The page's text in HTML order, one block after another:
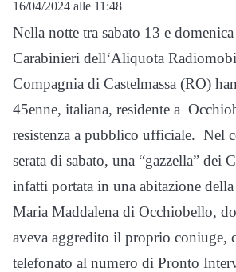
16/04/2024 alle 11:48
Nella notte tra sabato 13 e
Carabinieri dell‘Aliquota
Compagnia di Castelmassa (RO)
45enne, italiana, residente a
resistenza a pubblico ufficiale. Nel
serata di sabato, una “gazzella” dei
infatti portata in una abitazione della
Maria Maddalena di Occhiobello,
aveva aggredito il proprio coniuge,
telefonato al numero di Pronto